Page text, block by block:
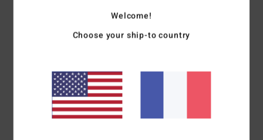
4.0
Welcome!
Choose your ship-to country